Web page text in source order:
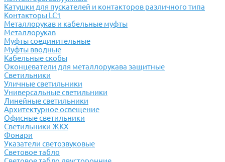
Катушки для пускателей и контакторов различного типа
Контакторы LC1
Металлорукав и кабельные муфты
Металлорукав
Муфты соединительные
Муфты вводные
Кабельные скобы
Оконцеватели для металлорукава защитные
Светильники
Уличные светильники
Универсальные светильники
Линейные светильники
Архитектурное освещение
Офисные светильники
Светильники ЖКХ
Фонари
Указатели светозвуковые
Световое табло